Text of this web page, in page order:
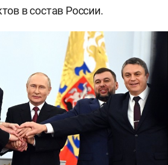
в состав России.